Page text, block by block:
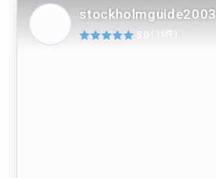
stockholmguide2003
5.0 (35件)